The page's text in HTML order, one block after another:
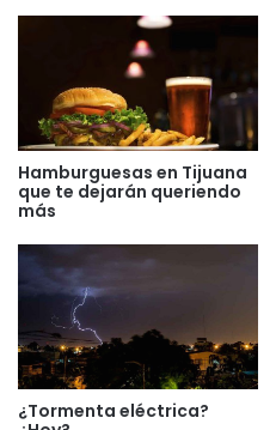
Hamburguesas en Tijuana
que te dejarán queriendo
más
¿Tormenta eléctrica?